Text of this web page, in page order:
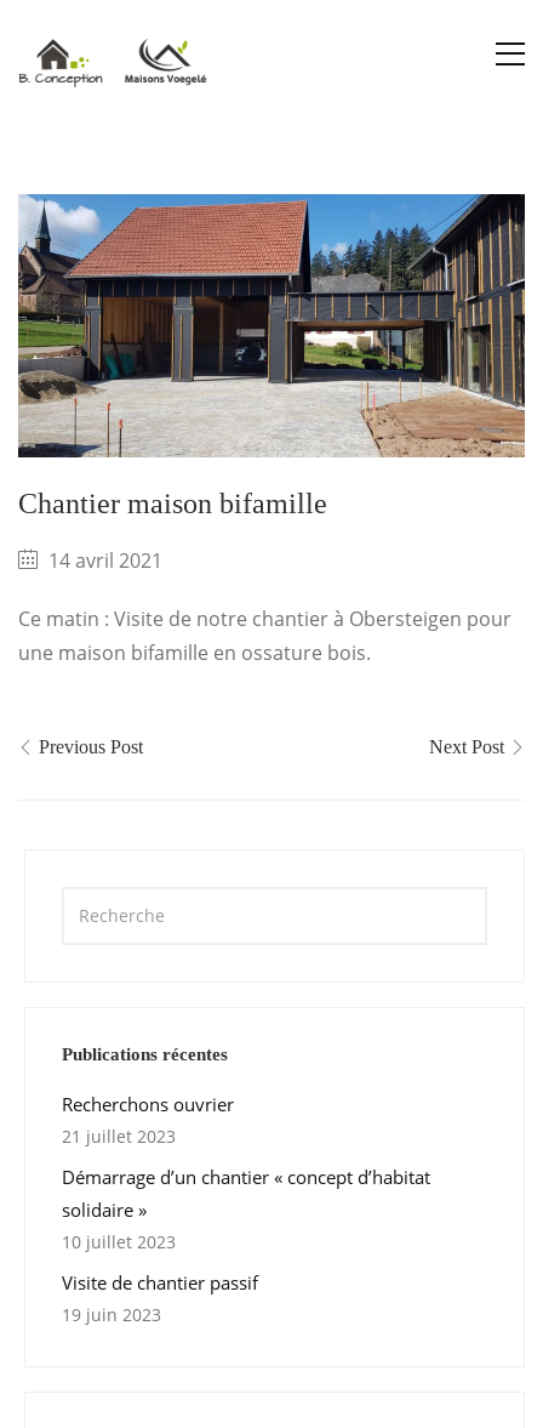
Chantier maison bifamille
14 avril 2021
Ce matin : Visite de notre chantier à Obersteigen pour
une maison bifamille en ossature bois.
Previous Post Next Post
Publications récentes
Recherchons ouvrier
21 juillet 2023
Démarrage d’un chantier « concept d’habitat
solidaire »
10 juillet 2023
Visite de chantier passif
19 juin 2023